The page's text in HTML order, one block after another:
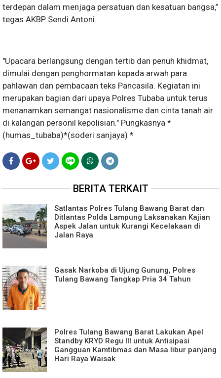
terdepan dalam menjaga persatuan dan kesatuan bangsa,”
tegas AKBP Sendi Antoni.
"Upacara berlangsung dengan tertib dan penuh khidmat,
dimulai dengan penghormatan kepada arwah para
pahlawan dan pembacaan teks Pancasila. Kegiatan ini
merupakan bagian dari upaya Polres Tubaba untuk terus
menanamkan semangat nasionalisme dan cinta tanah air
di kalangan personil kepolisian." Pungkasnya *
(humas_tubaba)*(soderi sanjaya) *
BERITA TERKAIT
Satlantas Polres Tulang Bawang Barat dan
Ditlantas Polda Lampung Laksanakan Kajian
Aspek Jalan untuk Kurangi Kecelakaan di
Jalan Raya
Gasak Narkoba di Ujung Gunung, Polres
Tulang Bawang Tangkap Pria 34 Tahun
Polres Tulang Bawang Barat Lakukan Apel
Standby KRYD Regu llI untuk Antisipasi
Gangguan Kamtibmas dan Masa libur panjang
Hari Raya Waisak